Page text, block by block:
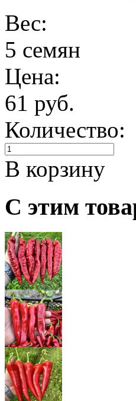
Вес:
5 семян
Цена:
61 руб.
Количество:
В корзину
С этим